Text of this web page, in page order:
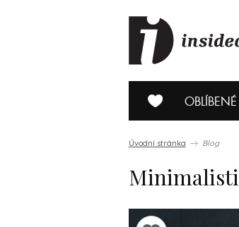
OBLÍBENÉ
Úvodní stránka Blog